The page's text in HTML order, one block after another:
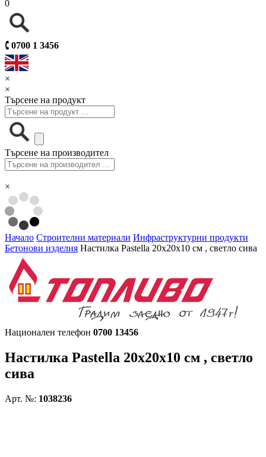
0
🕻 0700 1 3456
×
×
Търсене на продукт
Търсене на производител
×
Начало Строителни материали Инфраструктурни продукти
Бетонови изделия Настилка Pastella 20х20х10 см , светло сива
Национален телефон 0700 13456
Настилка Pastella 20х20х10 см , светло
сива
Арт. №: 1038236